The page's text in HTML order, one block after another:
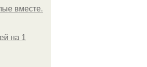
вместе.
на 1